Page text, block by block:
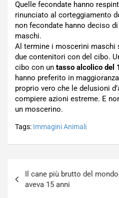
Quelle fecondate hanno
rinunciato al corteggiamento
non fecondate hanno deciso
maschi.
Al termine i moscerini maschi
due contenitori con del cibo.
cibo con un tasso alcolico del
hanno preferito in maggioranza
proprio vero che le delusioni
compiere azioni estreme. E
un moscerino.
Tags: Immagini Animali
articoli
Il cane più brutto del
aveva 15 anni